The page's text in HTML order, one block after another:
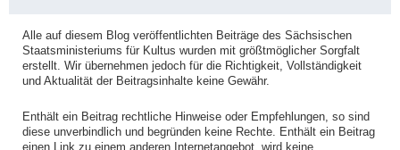
Alle auf diesem Blog veröffentlichten Beiträge des Sächsischen
Staatsministeriums für Kultus wurden mit größtmöglicher Sorgfalt
erstellt. Wir übernehmen jedoch für die Richtigkeit, Vollständigkeit
und Aktualität der Beitragsinhalte keine Gewähr.
Enthält ein Beitrag rechtliche Hinweise oder Empfehlungen, so sind
diese unverbindlich und begründen keine Rechte. Enthält ein Beitrag
einen Link zu einem anderen Internetangebot, wird keine